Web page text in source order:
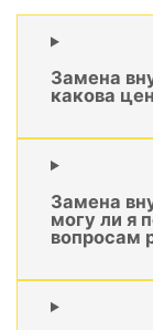
Замена
какова
Замена
могу ли я
вопросам